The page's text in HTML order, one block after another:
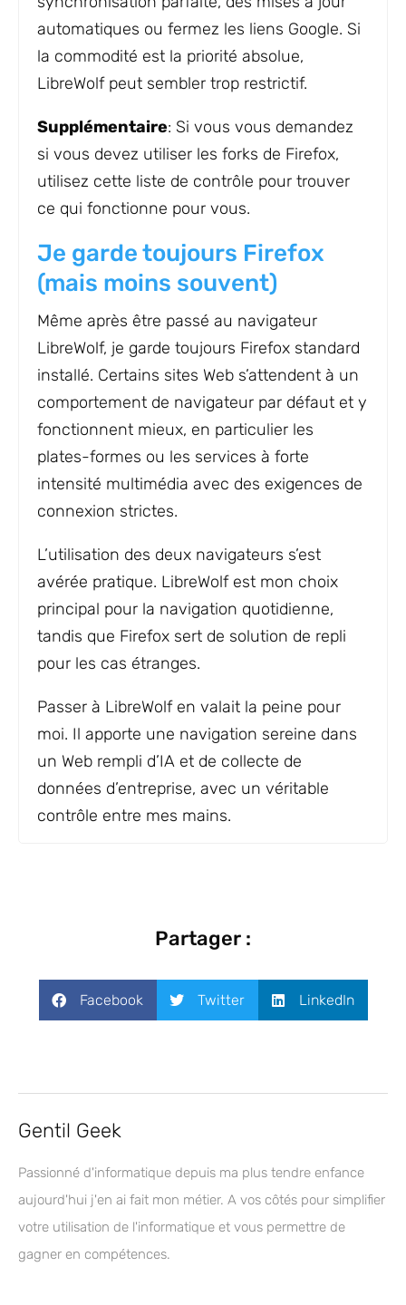
automatiques ou fermez les liens Google. Si
la commodité est la priorité absolue,
LibreWolf peut sembler trop restrictif.
Supplémentaire: Si vous vous demandez
si vous devez utiliser les forks de Firefox,
utilisez cette liste de contrôle pour trouver
ce qui fonctionne pour vous.
Je garde toujours Firefox
(mais moins souvent)
Même après être passé au navigateur
LibreWolf, je garde toujours Firefox standard
installé. Certains sites Web s’attendent à un
comportement de navigateur par défaut et y
fonctionnent mieux, en particulier les
plates-formes ou les services à forte
intensité multimédia avec des exigences de
connexion strictes.
L’utilisation des deux navigateurs s’est
avérée pratique. LibreWolf est mon choix
principal pour la navigation quotidienne,
tandis que Firefox sert de solution de repli
pour les cas étranges.
Passer à LibreWolf en valait la peine pour
moi. Il apporte une navigation sereine dans
un Web rempli d’IA et de collecte de
données d’entreprise, avec un véritable
contrôle entre mes mains.
Partager :
Facebook Twitter LinkedIn
Gentil Geek
Passionné d'informatique depuis ma plus tendre enfance
aujourd'hui j'en ai fait mon métier. A vos côtés pour simplifier
votre utilisation de l'informatique et vous permettre de
gagner en compétences.